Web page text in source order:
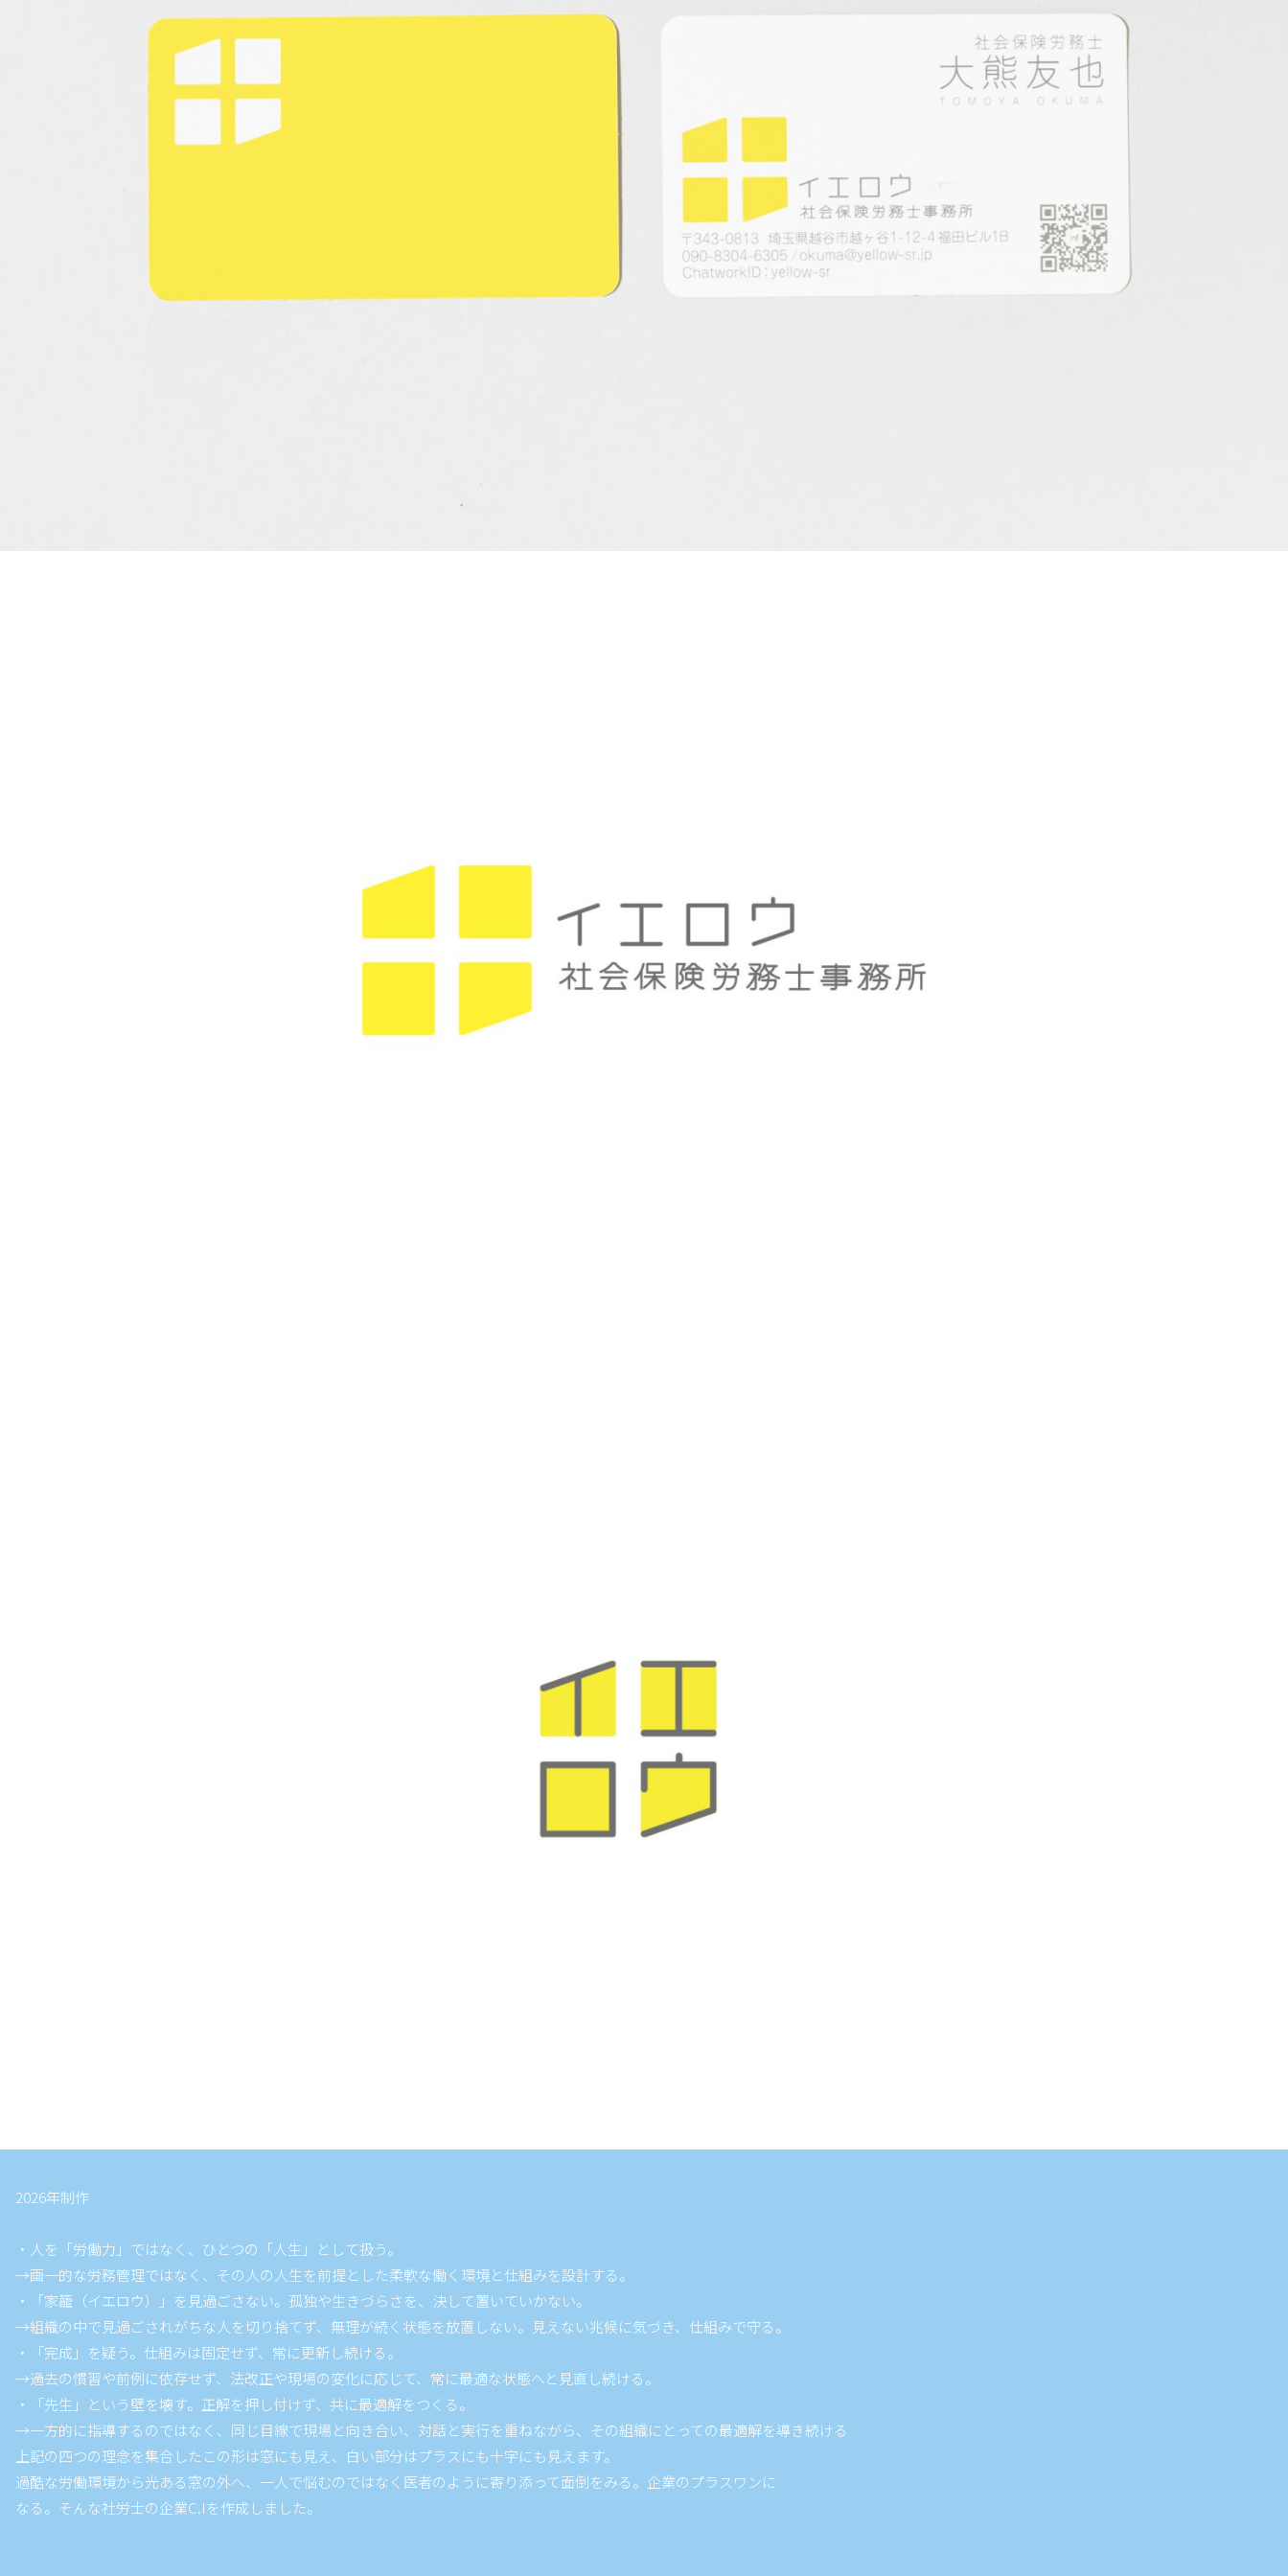
2026年制作
・人を「労働力」ではなく、ひとつの「人生」として扱う。
→画一的な労務管理ではなく、その人の人生を前提とした柔軟な働く環境と仕組みを設計する。
・「家籠（イエロウ）」を見過ごさない。孤独や生きづらさを、決して置いていかない。
→組織の中で見過ごされがちな人を切り捨てず、無理が続く状態を放置しない。見えない兆候に気づき、仕組みで守る。
・「完成」を疑う。仕組みは固定せず、常に更新し続ける。
→過去の慣習や前例に依存せず、法改正や現場の変化に応じて、常に最適な状態へと見直し続ける。
・「先生」という壁を壊す。正解を押し付けず、共に最適解をつくる。
→一方的に指導するのではなく、同じ目線で現場と向き合い、対話と実行を重ねながら、その組織にとっての最適解を導き続ける
上記の四つの理念を集合したこの形は窓にも見え、白い部分はプラスにも十字にも見えます。
過酷な労働環境から光ある窓の外へ、一人で悩むのではなく医者のように寄り添って面倒をみる。企業のプラスワンに
なる。そんな社労士の企業C.Iを作成しました。